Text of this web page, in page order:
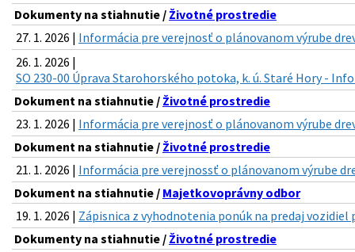
Dokumenty na stiahnutie / Životné prostredie
27. 1. 2026 | Informácia pre verejnosť o plánovanom výrube
26. 1. 2026 |
SO 230-00 Úprava Starohorského potoka, k. ú. Staré Hory -
Dokument na stiahnutie / Životné prostredie
23. 1. 2026 | Informácia pre verejnosť o plánovanom výrube
Dokument na stiahnutie / Životné prostredie
21. 1. 2026 | Informácia pre verejnossť o plánovanom výrube
Dokument na stiahnutie / Majetkovoprávny odbor
19. 1. 2026 | Zápisnica z vyhodnotenia ponúk na predaj
Dokumenty na stiahnutie / Životné prostredie